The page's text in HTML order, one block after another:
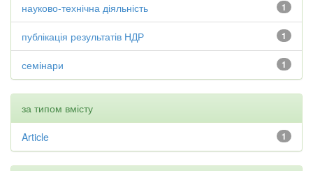
1
науково-технічна діяльність
1
публікація результатів НДР
1
семінари
за типом вмісту
1
Article